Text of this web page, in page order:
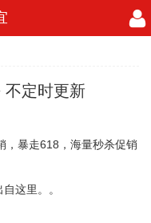
不定时更新
，暴走618，海量秒杀促销
这里。。